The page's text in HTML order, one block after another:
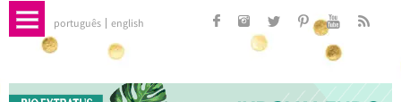
português english